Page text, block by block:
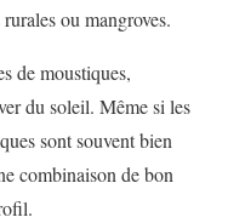
ou mangroves.
de moustiques,
du soleil. Même si les
sont souvent bien
combinaison de bon